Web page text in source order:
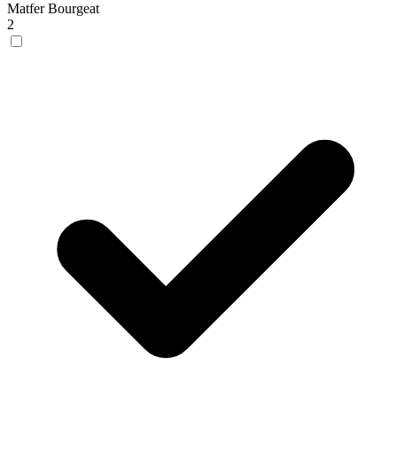
Matfer Bourgeat
2